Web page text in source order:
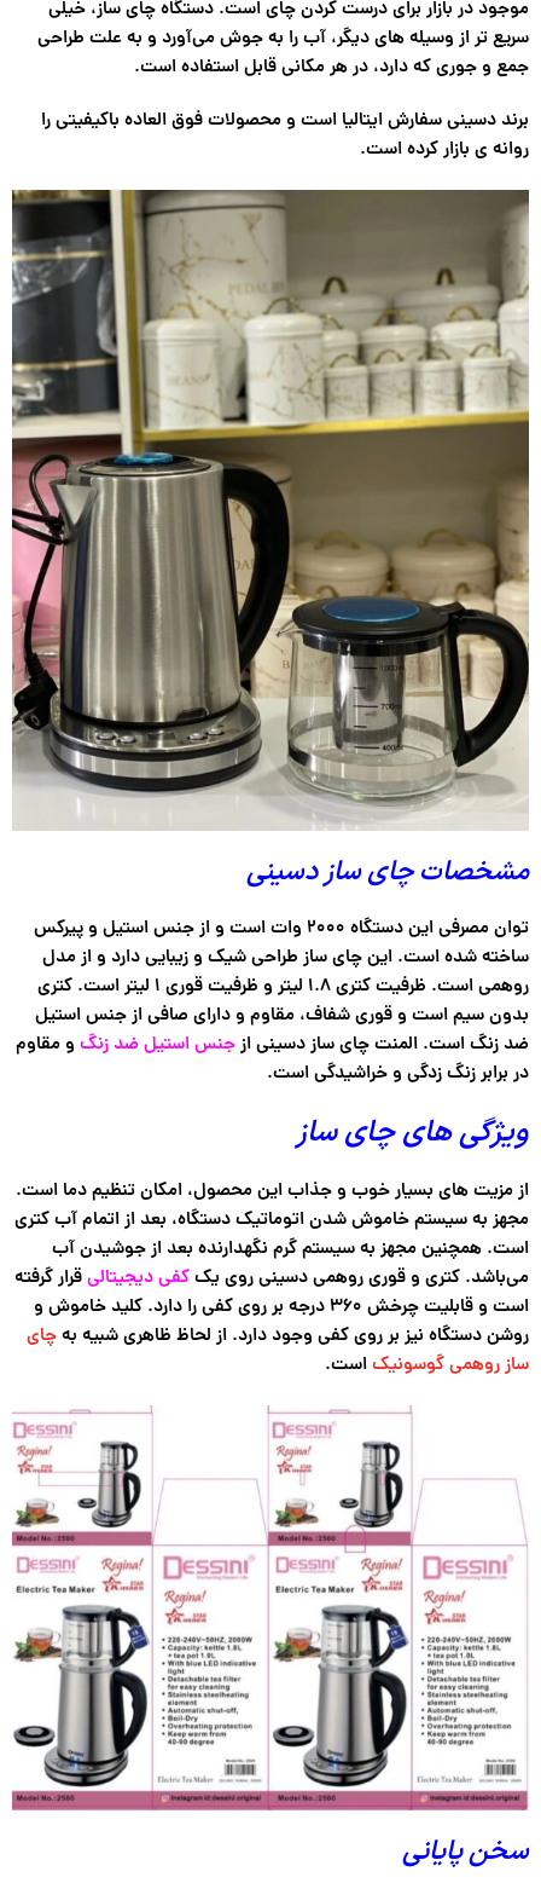
موجود در بازار برای درست کردن چای است. دستگاه چای ساز، خیلی
سریع تر از وسیله های دیگر، آب را به جوش می‌آورد و به علت طراحی
جمع و جوری که دارد، در هر مکانی قابل استفاده است.
برند دسینی سفارش ایتالیا است و محصولات فوق العاده باکیفیتی را
روانه ی بازار کرده است.
مشخصات چای ساز دسینی
توان مصرفی این دستگاه ۲۰۰۰ وات است و از جنس استیل و پیرکس
ساخته شده است. این چای ساز طراحی شیک و زیبایی دارد و از مدل
روهمی است. ظرفیت کتری ۱.۸ لیتر و ظرفیت قوری ۱ لیتر است. کتری
بدون سیم است و قوری شفاف، مقاوم و دارای صافی از جنس استیل
ضد زنگ است. المنت چای ساز دسینی ازجنس استیل ضد زنگ و مقاوم
در برابر زنگ زدگی و خراشیدگی است.
ویژگی های چای ساز
از مزیت های بسیار خوب و جذاب این محصول، امکان تنظیم دما است.
مجهز به سیستم خاموش شدن اتوماتیک دستگاه، بعد از اتمام آب کتری
است. همچنین مجهز به سیستم گرم نگهدارنده بعد از جوشیدن آب
می‌باشد. کتری و قوری روهمی دسینی روی یککفی دیجیتالیقرار گرفته
است و قابلیت چرخش ۳۶۰ درجه بر روی کفی را دارد. کلید خاموش و
روشن دستگاه نیز بر روی کفی وجود دارد. از لحاظ ظاهری شبیه بهچای
ساز روهمی گوسونیکاست.
سخن پایانی